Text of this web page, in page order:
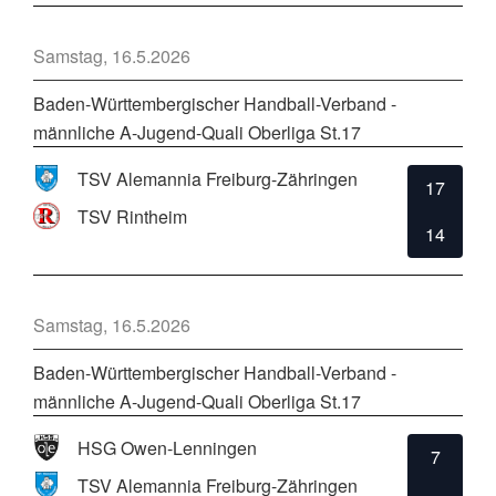
Samstag, 16.5.2026
Baden-Württembergischer Handball-Verband -
männliche A-Jugend-Quali Oberliga St.17
TSV Alemannia Freiburg-Zähringen
TSV Rintheim
17
14
Samstag, 16.5.2026
Baden-Württembergischer Handball-Verband -
männliche A-Jugend-Quali Oberliga St.17
HSG Owen-Lenningen
TSV Alemannia Freiburg-Zähringen
7